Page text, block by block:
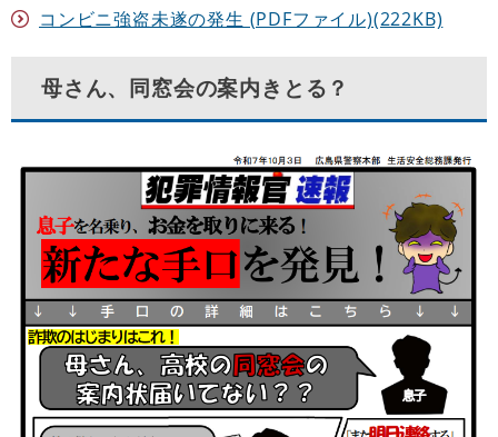
コンビニ強盗未遂の発生 (PDFファイル)(222KB)
母さん、同窓会の案内きとる？